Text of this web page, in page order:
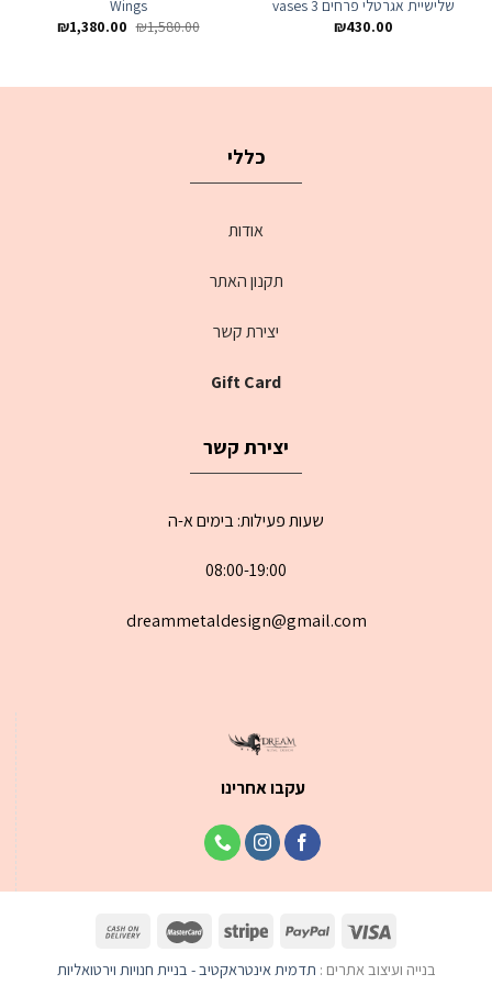
שלישיית אגרטלי פרחים 3 vases
₪430.00
Wings
₪1,580.00
₪1,380.00
כללי
אודות
תקנון האתר
יצירת קשר
Gift Card
יצירת קשר
שעות פעילות: בימים א-ה
08:00-19:00
dreammetaldesign@gmail.com
עקבו אחרינו
בנייה ועיצוב אתרים : תדמית אינטראקטיב - בניית חנויות וירטואליות